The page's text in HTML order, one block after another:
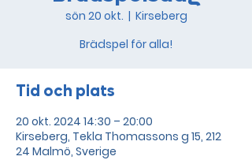
sön 20 okt.
  |
Kirseberg
Brädspel för alla!
Tid och plats
20 okt. 2024 14:30 – 20:00
Kirseberg, Tekla Thomassons g 15, 212
24 Malmö, Sverige